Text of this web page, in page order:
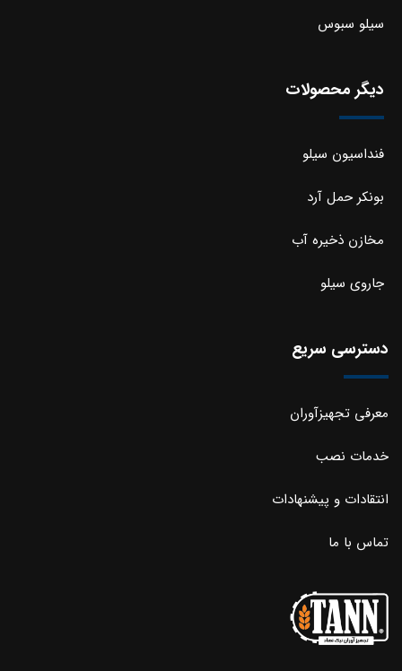
سیلو سبوس
دیگر محصولات
فنداسیون سیلو
بونکر حمل آرد
مخازن ذخیره آب
جاروی سیلو
دسترسی سریع
معرفی تجهیزآوران
خدمات نصب
انتقادات و پیشنهادات
تماس با ما